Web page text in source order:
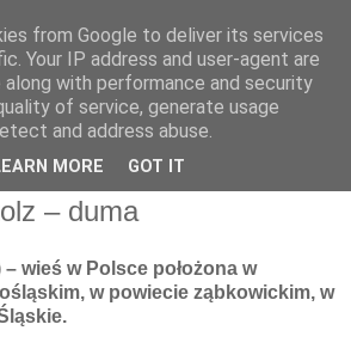
– duma
wieś w Polsce położona w
w powiecie ząbkowickim, w
from Google to deliver its services
Your IP address and user-agent are
along with performance and security
of service, generate usage
and address abuse.
MORE GOT IT